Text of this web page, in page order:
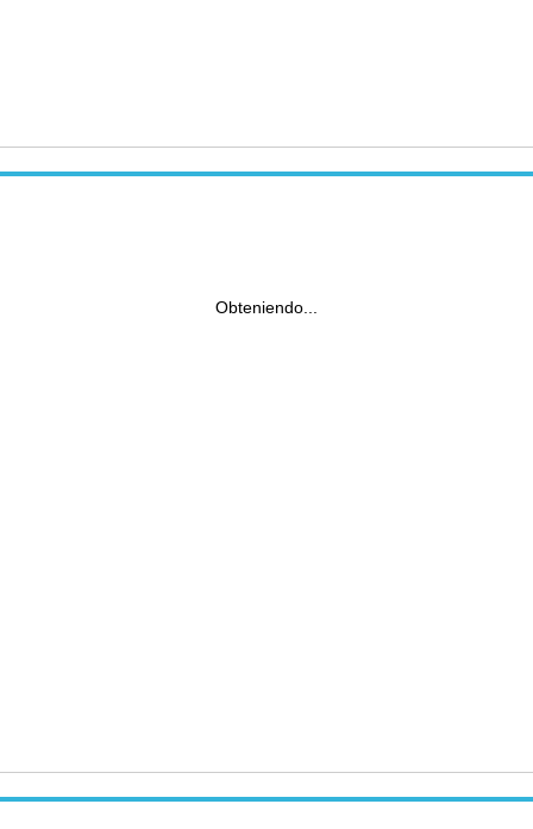
Obteniendo...